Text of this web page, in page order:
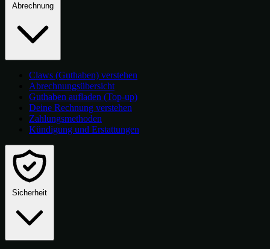
Abrechnung
Claws (Guthaben) verstehen
Abrechnungsübersicht
Guthaben aufladen (Top-up)
Deine Rechnung verstehen
Zahlungsmethoden
Kündigung und Erstattungen
Sicherheit